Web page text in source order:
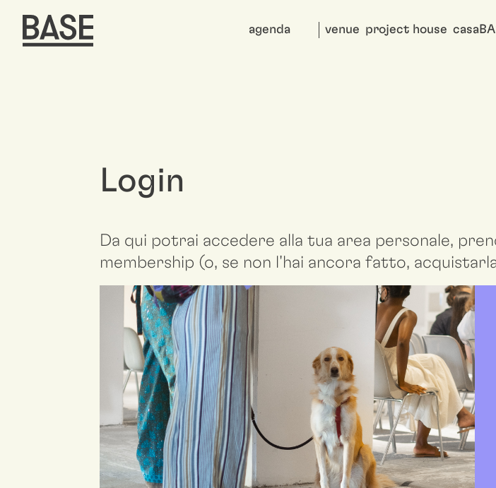
agenda venue project house
Login
Da qui potrai accedere alla tua area personale,
membership (o, se non l'hai ancora fatto,